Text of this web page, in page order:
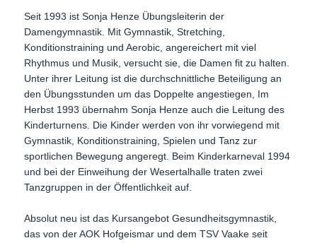
Seit 1993 ist Sonja Henze Übungsleiterin der
Damengymnastik. Mit Gymnastik, Stretching,
Konditionstraining und Aerobic, angereichert mit viel
Rhythmus und Musik, versucht sie, die Damen fit zu halten.
Unter ihrer Leitung ist die durchschnittliche Beteiligung an
den Übungsstunden um das Doppelte angestiegen, Im
Herbst 1993 übernahm Sonja Henze auch die Leitung des
Kinderturnens. Die Kinder werden von ihr vorwiegend mit
Gymnastik, Konditionstraining, Spielen und Tanz zur
sportlichen Bewegung angeregt. Beim Kinderkarneval 1994
und bei der Einweihung der Wesertalhalle traten zwei
Tanzgruppen in der Öffentlichkeit auf.
Absolut neu ist das Kursangebot Gesundheitsgymnastik,
das von der AOK Hofgeismar und dem TSV Vaake seit